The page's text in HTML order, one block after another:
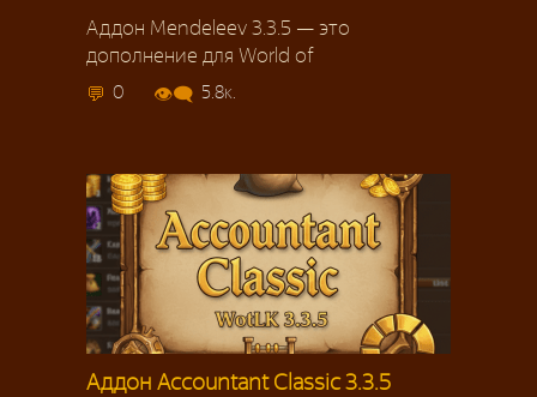
Аддон Mendeleev 3.3.5 — это
дополнение для World of
0 5.8к.
Аддон Accountant Classic 3.3.5